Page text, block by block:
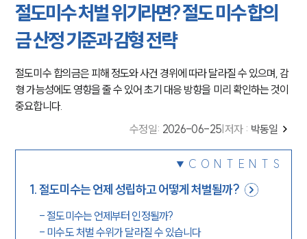
절도미수 처벌 위기라면? 절도 미수 합의
금 산정 기준과 감형 전략
절도미수 합의금은 피해 정도와 사건 경위에 따라 달라질 수 있으며, 감
형 가능성에도 영향을 줄 수 있어 초기 대응 방향을 미리 확인하는 것이
중요합니다.
수정일: 2026-06-25 저자 : 박동일
CONTENTS
1.절도미수는 언제 성립하고 어떻게 처벌될까?
- 절도미수는 언제부터 인정될까?
- 미수도 처벌 수위가 달라질 수 있습니다